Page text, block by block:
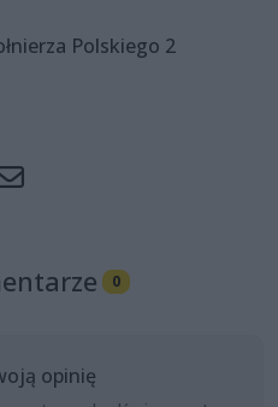
Polskiego 2
0
opinię